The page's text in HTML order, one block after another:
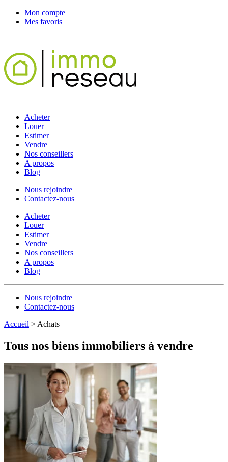
Mon compte
Mes favoris
Acheter
Louer
Estimer
Vendre
Nos conseillers
A propos
Blog
Nous rejoindre
Contactez-nous
Acheter
Louer
Estimer
Vendre
Nos conseillers
A propos
Blog
Nous rejoindre
Contactez-nous
Accueil > Achats
Tous nos biens immobiliers à vendre